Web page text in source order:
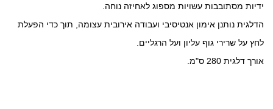
ידיות מסתובבות עשויות מספוג לאחיזה נוחה.
הדלגית נותנן אימון אנטיסיבי ועבודה אירובית עצומה, תוך כדי הפעלת
לחץ על שרירי גוף עליון ועל הרגליים.
אורך דלגית 280 ס"מ.